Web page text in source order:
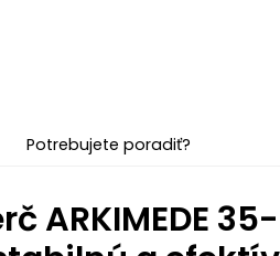
Potrebujete poradiť?
ARKIMEDE